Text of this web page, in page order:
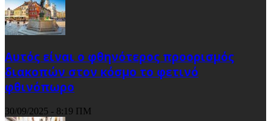
Αυτός είναι ο φθηνότερος προορισμός
διακοπών στον κόσμο το φετινό
φθινόπωρο
30/09/2025 - 8:19 ΠΜ